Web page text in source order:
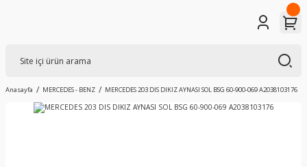
Anasayfa MERCEDES - BENZ MERCEDES 203 DIS DIKIZ AYNASI SOL BSG 60-900-069 A2038103176